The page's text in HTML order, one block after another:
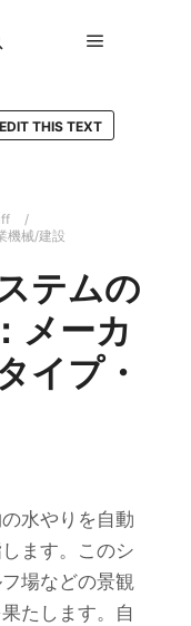
EDIT THIS TEXT
機械/建設
テムの
メーカ
イプ・
水やりを自動
ます。このシ
場などの景観
たします。自